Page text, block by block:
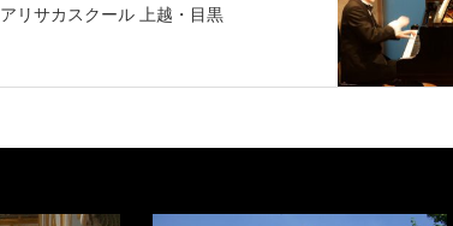
アリサカスクール 上越・目黒